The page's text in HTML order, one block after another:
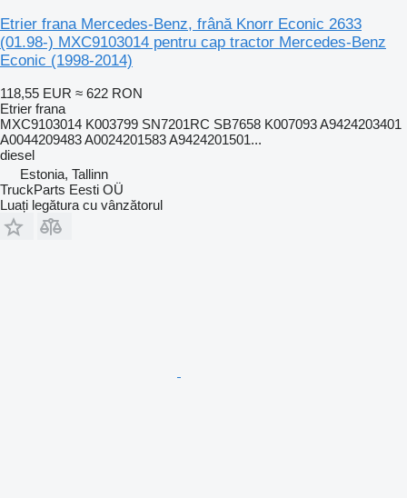
Etrier frana Mercedes-Benz, frână Knorr Econic 2633
(01.98-) MXC9103014 pentru cap tractor Mercedes-Benz
Econic (1998-2014)
118,55 EUR ≈ 622 RON
Etrier frana
MXC9103014 K003799 SN7201RC SB7658 K007093 A9424203401
A0044209483 A0024201583 A9424201501...
diesel
Estonia, Tallinn
TruckParts Eesti OÜ
Luați legătura cu vânzătorul